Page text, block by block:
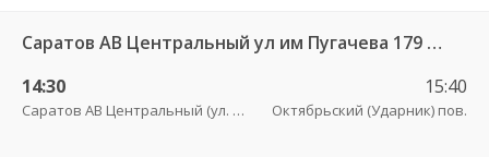
Саратов АВ Центральный ул им Пугачева 179 А — Балашов (Привокзальная площадь 7) 603-1
14:30
Саратов АВ Центральный (ул. им. Пугачева, 179 А)
15:40
Октябрьский (Ударник) пов.